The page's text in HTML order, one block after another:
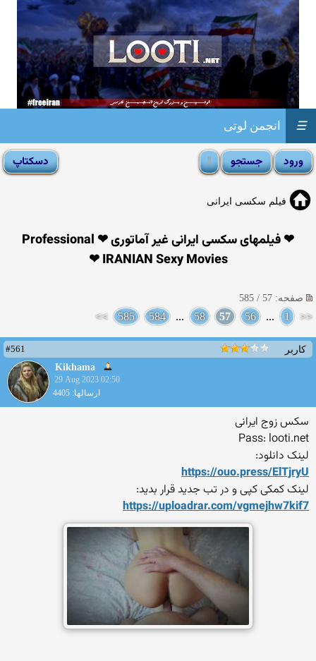
انجمن لوتی ☰
فیلم سکسی ایرانی
❤ فیلمهای سکسی ایرانی غیر آماتوری ❤ Professional
IRANIAN Sexy Movies ❤
صفحه: 57 / 585
<<
1
...
56
57
58
...
584
585
>>
کاربر
#561
Kikhama
29 Aug 2023 02:50
ارسالها: 4405
سکس زوج ایرانی
Pass: looti.net
لینک دانلود:
https://ouo.press/ElTjryU
لینک کمکی کپی و در تب جدید قرار بدید:
https://uploadrar.com/vgmejhw7kif7